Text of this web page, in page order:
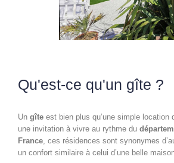
Qu'est-ce qu'un gîte ?
Un gîte est bien plus qu’une simple location
une invitation à vivre au rythme du
France , ces résidences sont synonymes
un confort similaire à celui d’une belle